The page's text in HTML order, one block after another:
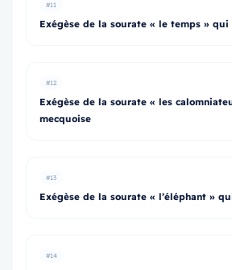
#11
Exégèse de la sourate « le temps » qui
#12
Exégèse de la sourate « les
mecquoise
#13
Exégèse de la sourate « l’éléphant »
#14